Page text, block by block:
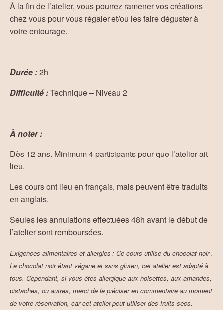
À la fin de l’atelier, vous pourrez ramener vos créations
chez vous pour vous régaler et/ou les faire déguster à
votre entourage.
Durée :2h
Difficulté :Technique – Niveau 2
À noter :
Dès 12 ans. Minimum 4 participants pour que l’atelier ait
lieu.
Les cours ont lieu en français, mais peuvent être traduits
en anglais.
Seules les annulations effectuées 48h avant le début de
l’atelier sont remboursées.
Exigences alimentaires et allergies : Ce cours utilise du chocolat noir .
Le chocolat noir étant végane et sans gluten, cet atelier est adapté à
tous. Cependant, si vous êtes allergique aux noisettes, aux amandes,
pistaches, ou autres, merci de le préciser en commentaire au moment
de votre réservation, car cet atelier peut utiliser des fruits secs.